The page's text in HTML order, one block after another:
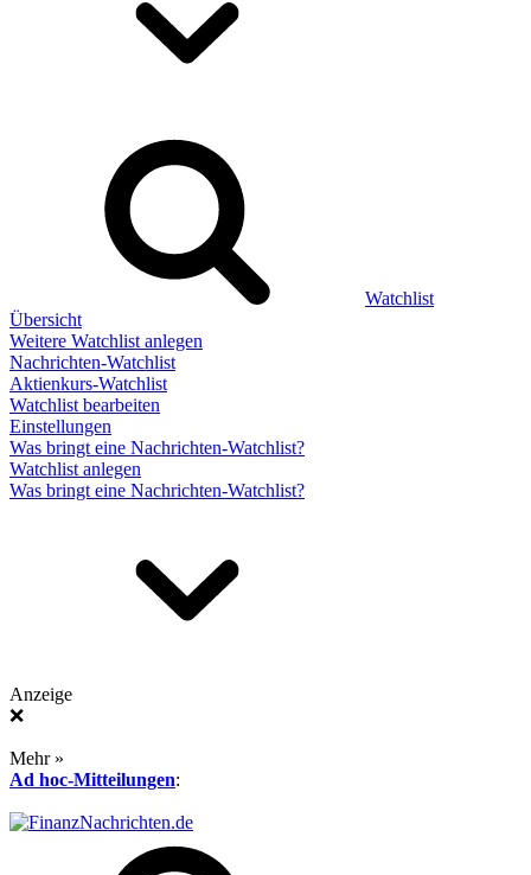
Watchlist
Übersicht
Weitere Watchlist anlegen
Nachrichten-Watchlist
Aktienkurs-Watchlist
Watchlist bearbeiten
Einstellungen
Was bringt eine Nachrichten-Watchlist?
Watchlist anlegen
Was bringt eine Nachrichten-Watchlist?
Anzeige
❌
Mehr »
Ad hoc-Mitteilungen: